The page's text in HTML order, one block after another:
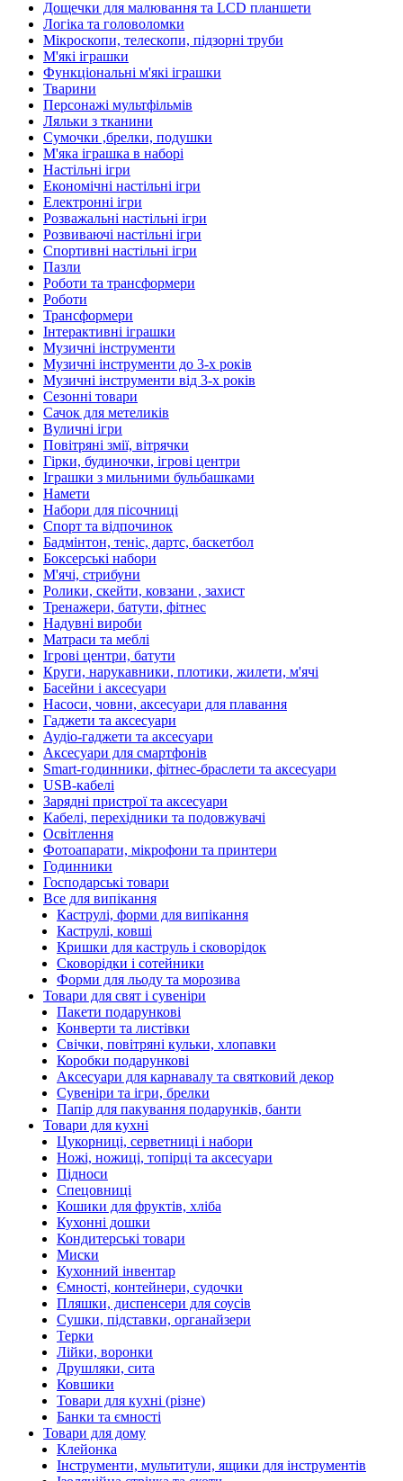
Дощечки для малювання та LCD планшети
Логіка та головоломки
Мікроскопи, телескопи, підзорні труби
М'які іграшки
Функціональні м'які іграшки
Тварини
Персонажі мультфільмів
Ляльки з тканини
Сумочки ,брелки, подушки
М'яка іграшка в наборі
Настільні ігри
Економічні настільні ігри
Електронні ігри
Розважальні настільні ігри
Розвиваючі настільні ігри
Спортивні настільні ігри
Пазли
Роботи та трансформери
Роботи
Трансформери
Інтерактивні іграшки
Музичні інструменти
Музичні інструменти до 3-х років
Музичні інструменти від 3-х років
Сезонні товари
Сачок для метеликів
Вуличні ігри
Повітряні змії, вітрячки
Гірки, будиночки, ігрові центри
Іграшки з мильними бульбашками
Намети
Набори для пісочниці
Спорт та відпочинок
Бадмінтон, теніс, дартс, баскетбол
Боксерські набори
М'ячі, стрибуни
Ролики, скейти, ковзани , захист
Тренажери, батути, фітнес
Надувні вироби
Матраси та меблі
Ігрові центри, батути
Круги, нарукавники, плотики, жилети, м'ячі
Басейни і аксесуари
Насоси, човни, аксесуари для плавання
Гаджети та аксесуари
Аудіо-гаджети та аксесуари
Аксесуари для смартфонів
Smart-годинники, фітнес-браслети та аксесуари
USB-кабелі
Зарядні пристрої та аксесуари
Кабелі, перехідники та подовжувачі
Освітлення
Фотоапарати, мікрофони та принтери
Годинники
Господарські товари
Все для випікання
Каструлі, форми для випікання
Каструлі, ковші
Кришки для каструль і сковорідок
Сковорідки і сотейники
Форми для льоду та морозива
Товари для свят і сувеніри
Пакети подарункові
Конверти та листівки
Свічки, повітряні кульки, хлопавки
Коробки подарункові
Аксесуари для карнавалу та святковий декор
Сувеніри та ігри, брелки
Папір для пакування подарунків, банти
Товари для кухні
Цукорниці, серветниці і набори
Ножі, ножиці, топірці та аксесуари
Підноси
Спецовниці
Кошики для фруктів, хліба
Кухонні дошки
Кондитерські товари
Миски
Кухонний інвентар
Ємності, контейнери, судочки
Пляшки, диспенсери для соусів
Сушки, підставки, органайзери
Терки
Лійки, воронки
Друшляки, сита
Ковшики
Товари для кухні (різне)
Банки та ємності
Товари для дому
Клейонка
Інструменти, мультитули, ящики для інструментів